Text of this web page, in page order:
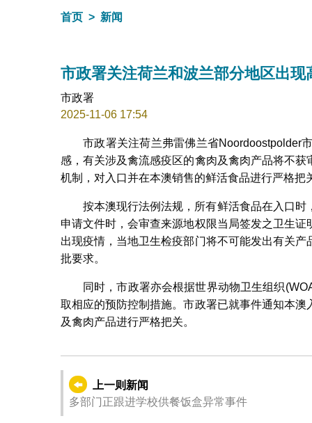
首页 新闻
市政署关注荷兰和波兰部分地区出现
市政署
2025-11-06 17:54
市政署关注荷兰弗雷佛兰省Noordoostpolder
感，有关涉及禽流感疫区的禽肉及禽肉产品将不
机制，对入口并在本澳销售的鲜活食品进行严格把
按本澳现行法例法规，所有鲜活食品在入口
申请文件时，会审查来源地权限当局签发之卫生
出现疫情，当地卫生检疫部门将不可能发出有关
批要求。
同时，市政署亦会根据世界动物卫生组织
取相应的预防控制措施。市政署已就事件通知本
及禽肉产品进行严格把关。
上一则新闻
多部门正跟进学校供餐饭盒异常事件